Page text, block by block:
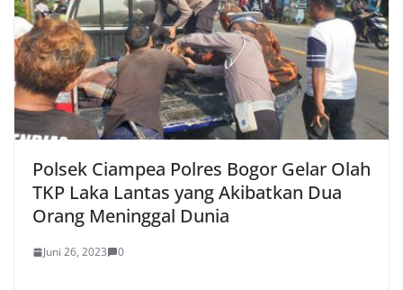
Polsek Ciampea Polres Bogor Gelar Olah
TKP Laka Lantas yang Akibatkan Dua
Orang Meninggal Dunia
Juni 26, 2023 0